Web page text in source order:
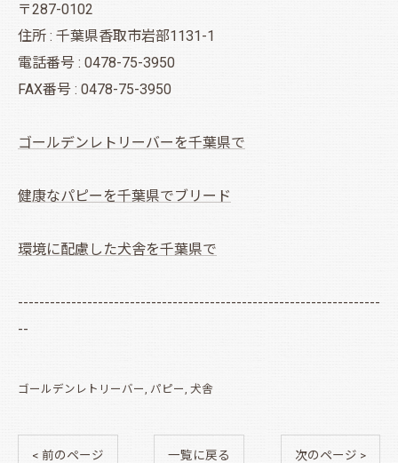
〒287-0102
住所 : 千葉県香取市岩部1131-1
電話番号 : 0478-75-3950
FAX番号 : 0478-75-3950
ゴールデンレトリーバーを千葉県で
健康なパピーを千葉県でブリード
環境に配慮した犬舎を千葉県で
--------------------------------------------------------------------
--
ゴールデンレトリーバー パピー 犬舎
< 前のページ 一覧に戻る 次のページ >